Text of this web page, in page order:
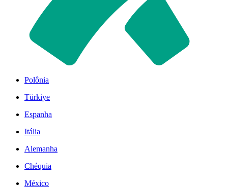
Polônia
Türkiye
Espanha
Itália
Alemanha
Chéquia
México